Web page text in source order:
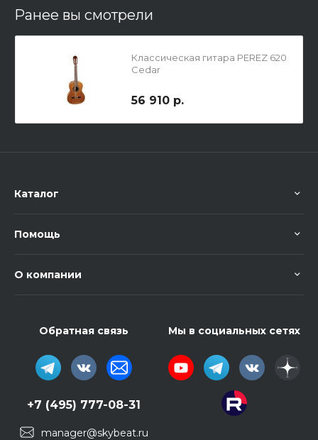
Ранее вы смотрели
Классическая гитара PEREZ 620
Cedar
56 910 р.
Каталог
Помощь
О компании
Обратная связь
+7 (495) 777-08-31
manager@skybeat.ru
Мы в социальных сетях